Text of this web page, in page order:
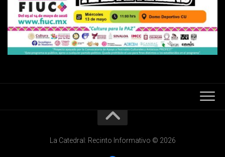
La Catedral: Recinto Informativo © 2026